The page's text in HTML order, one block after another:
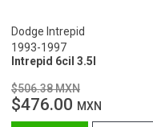
Dodge Intrepid
1993-1997
Intrepid 6cil 3.5l
$506.38 MXN
$476.00 MXN